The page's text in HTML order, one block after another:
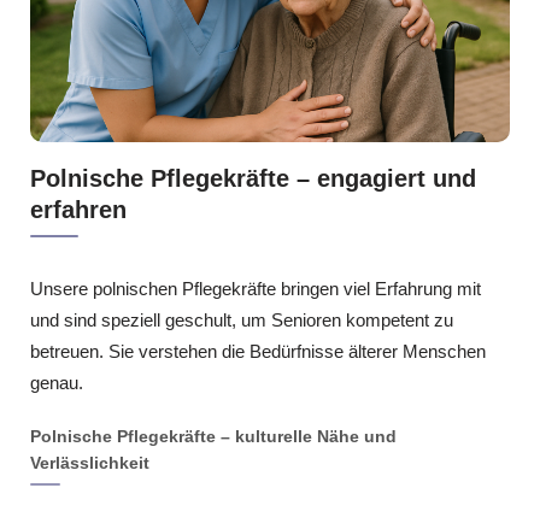
Polnische Pflegekräfte – engagiert und
erfahren
Unsere polnischen Pflegekräfte bringen viel Erfahrung mit
und sind speziell geschult, um Senioren kompetent zu
betreuen. Sie verstehen die Bedürfnisse älterer Menschen
genau.
Polnische Pflegekräfte – kulturelle Nähe und
Verlässlichkeit